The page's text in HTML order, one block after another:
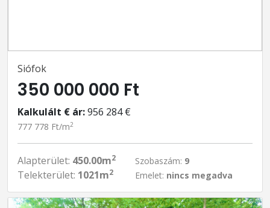
Siófok
350 000 000 Ft
Kalkulált € ár:956 284 €
777 778 Ft/m2
Alapterület: 450.00m2
Telekterület: 1021m2
Szobaszám: 9
Emelet: nincs megadva